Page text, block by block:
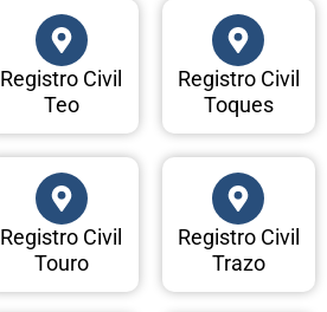
Registro Civil
Teo
Registro Civil
Toques
Registro Civil
Touro
Registro Civil
Trazo